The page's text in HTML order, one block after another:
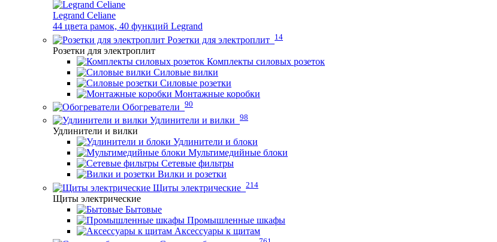
Legrand Celiane
44 цвета рамок, 40 функций Legrand
Розетки для электроплит 14
Розетки для электроплит
Комплекты силовых розеток
Силовые вилки
Силовые розетки
Монтажные коробки
Обогреватели 90
Удлинители и вилки 98
Удлинители и вилки
Удлинители и блоки
Мультимедийные блоки
Сетевые фильтры
Вилки и розетки
Щиты электрические 214
Щиты электрические
Бытовые
Промышленные шкафы
Аксессуары к щитам